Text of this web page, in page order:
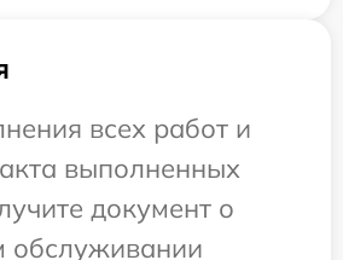
всех работ и
выполненных
документ о
обслуживании